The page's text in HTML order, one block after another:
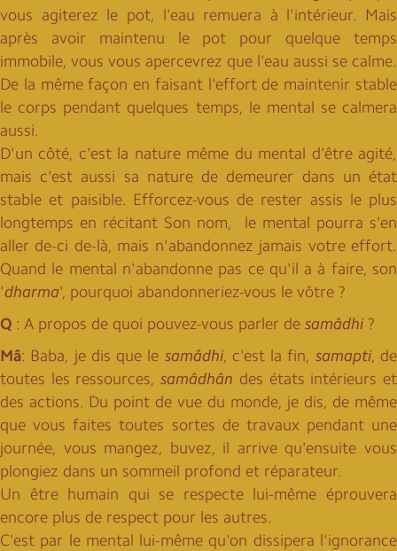
vous agiterez le pot, l'eau remuera à l'intérieur. Mais
après avoir maintenu le pot pour quelque temps
immobile, vous vous apercevrez que l'eau aussi se calme.
De la même façon en faisant l'effort de maintenir stable
le corps pendant quelques temps, le mental se calmera
aussi.
D'un côté, c'est la nature même du mental d'être agité,
mais c'est aussi sa nature de demeurer dans un état
stable et paisible. Efforcez-vous de rester assis le plus
longtemps en récitant Son nom, le mental pourra s'en
aller de-ci de-là, mais n'abandonnez jamais votre effort.
Quand le mental n'abandonne pas ce qu'il a à faire, son
'dharma', pourquoi abandonneriez-vous le vôtre ?
Q : A propos de quoi pouvez-vous parler de samâdhi?
Mâ: Baba, je dis que le samâdhi, c'est la fin, samapti, de
toutes les ressources,samâdhân des états intérieurs et
des actions. Du point de vue du monde, je dis, de même
que vous faites toutes sortes de travaux pendant une
journée, vous mangez, buvez, il arrive qu'ensuite vous
plongiez dans un sommeil profond et réparateur.
Un être humain qui se respecte lui-même éprouvera
encore plus de respect pour les autres.
C'est par le mental lui-même qu'on dissipera l'ignorance